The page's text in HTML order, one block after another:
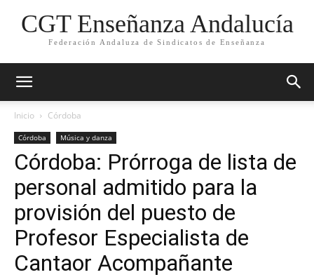
CGT Enseñanza Andalucía
Federación Andaluza de Sindicatos de Enseñanza
Inicio Córdoba
Córdoba Música y danza
Córdoba: Prórroga de lista de
personal admitido para la
provisión del puesto de
Profesor Especialista de
Cantaor Acompañante